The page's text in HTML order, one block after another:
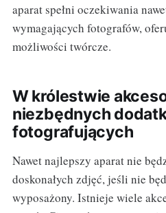
aparat spełni oczekiwania
wymagających fotografów,
możliwości twórcze.
W królestwie
niezbędnych
fotografujących
Nawet najlepszy aparat nie
doskonałych zdjęć, jeśli nie
wyposażony. Istnieje wiele